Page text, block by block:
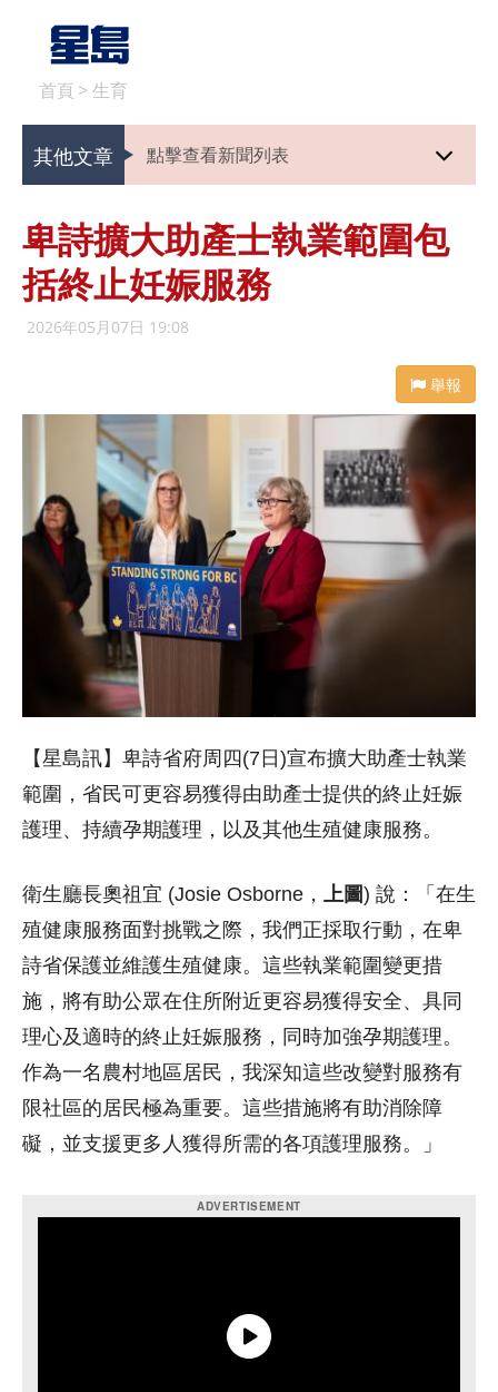
首頁 > 生育
其他文章 點擊查看新聞列表
卑詩擴大助產士執業範圍包
括終止妊娠服務
2026年05月07日 19:08
舉報
【星島訊】卑詩省府周四(7日)宣布擴大助產士執業
範圍，省民可更容易獲得由助產士提供的終止妊娠
護理、持續孕期護理，以及其他生殖健康服務。
衛生廳長奧祖宜 (Josie Osborne， 上圖) 說：「在生
殖健康服務面對挑戰之際，我們正採取行動，在卑
詩省保護並維護生殖健康。這些執業範圍變更措
施，將有助公眾在住所附近更容易獲得安全、具同
理心及適時的終止妊娠服務，同時加強孕期護理。
作為一名農村地區居民，我深知這些改變對服務有
限社區的居民極為重要。這些措施將有助消除障
礙，並支援更多人獲得所需的各項護理服務。」